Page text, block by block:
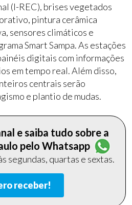
(I-REC), brises vegetados
pintura cerâmica
sensores climáticos e
Smart Sampa. As estações
digitais com informações
em tempo real. Além disso,
centrais serão
e plantio de mudas.
e saiba tudo sobre a
pelo Whatsapp
segundas, quartas e sextas.
receber!